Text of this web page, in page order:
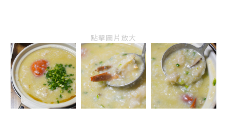
點擊圖片放大